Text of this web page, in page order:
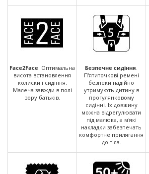
Face2Face. Оптимальна
висота встановлення
колиски і сидіння.
Малеча завжди в полі
зору батьків.
Безпечне сидіння.
П'ятиточкові ремені
безпеки надійно
утримують дитину в
прогулянковому
сидінні. Їх довжину
можна відрегулювати
під малюка, а м'які
накладки забезпечать
комфортне прилягання
до тіла.